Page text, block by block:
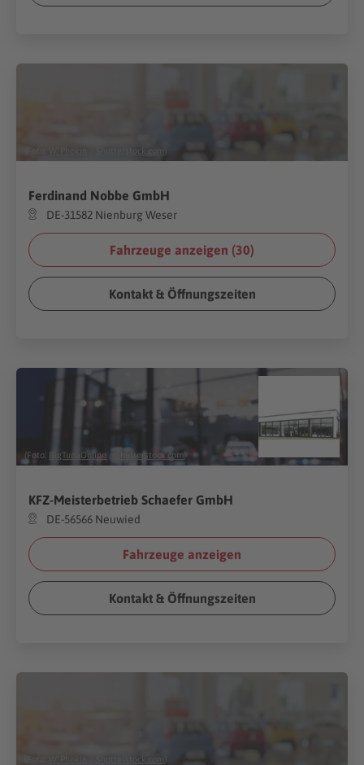
Shutterstock.com
Ferdinand Nobbe GmbH
DE-31582 Nienburg Weser
Fahrzeuge anzeigen (30)
Kontakt & Öffnungszeiten
(Foto: BigTunaOnline / Shutterstock.com)
KFZ-Meisterbetrieb Schaefer GmbH
DE-56566 Neuwied
Fahrzeuge anzeigen
Kontakt & Öffnungszeiten
Shutterstock.com